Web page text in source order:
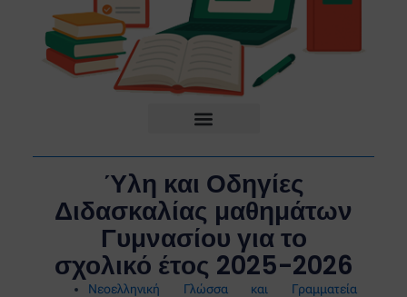
Ύλη και Οδηγίες
Διδασκαλίας μαθημάτων
Γυμνασίου για το
σχολικό έτος 2025-2026
Νεοελληνική Γλώσσα και Γραμματεία